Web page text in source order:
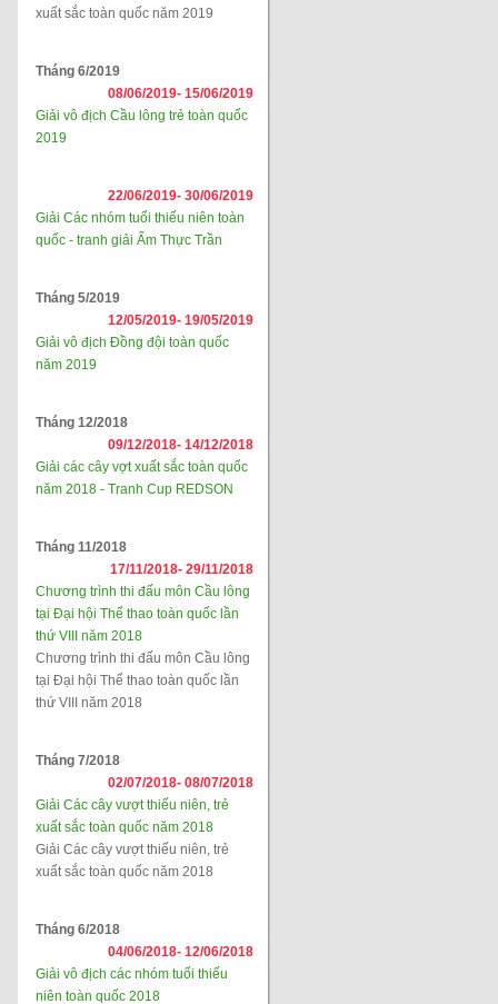
xuất sắc toàn quốc năm 2019
Tháng 6/2019
08/06/2019- 15/06/2019
Giải vô địch Cầu lông trẻ toàn quốc
2019
22/06/2019- 30/06/2019
Giải Các nhóm tuổi thiếu niên toàn
quốc - tranh giải Ẩm Thực Trần
Tháng 5/2019
12/05/2019- 19/05/2019
Giải vô địch Đồng đội toàn quốc
năm 2019
Tháng 12/2018
09/12/2018- 14/12/2018
Giải các cây vợt xuất sắc toàn quốc
năm 2018 - Tranh Cup REDSON
Tháng 11/2018
17/11/2018- 29/11/2018
Chương trình thi đấu môn Cầu lông
tại Đại hội Thể thao toàn quốc lần
thứ VIII năm 2018
Chương trình thi đấu môn Cầu lông
tại Đại hội Thể thao toàn quốc lần
thứ VIII năm 2018
Tháng 7/2018
02/07/2018- 08/07/2018
Giải Các cây vượt thiếu niên, trẻ
xuất sắc toàn quốc năm 2018
Giải Các cây vượt thiếu niên, trẻ
xuất sắc toàn quốc năm 2018
Tháng 6/2018
04/06/2018- 12/06/2018
Giải vô địch các nhóm tuổi thiếu
niên toàn quốc 2018